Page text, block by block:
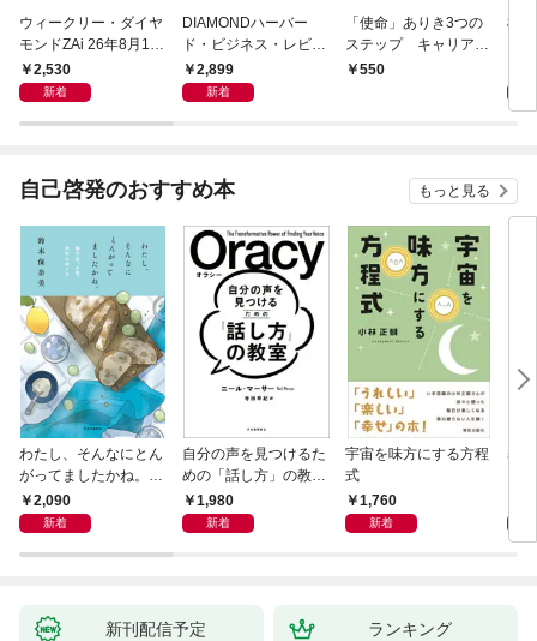
ウィークリー・ダイヤ
モンドZAi 26年8月10
日・17日合併号
2,530
新着
DIAMONDハーバー
ド・ビジネス・レビュ
ー 2026年9月号 特集
「上司をマネジメント
2,899
新着
「使命」ありき3つの
ステップ キャリアの
成功とは何か
550
極
自己啓発のおすすめ本 もっと見る
わたし、そんなにとん
がってましたかね。
獅子座、Ａ型、丙午は
めぐる
2,090
新着
自分の声を見つけるた
めの「話し方」の教
室 Ｏｒａｃｙ（オラ
シー）
1,980
新着
宇宙を味方にする方程
式
1,760
新着
基
新刊配信予定 ランキング